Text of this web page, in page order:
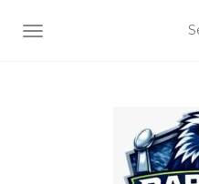
TOGGLE NAVIGATION